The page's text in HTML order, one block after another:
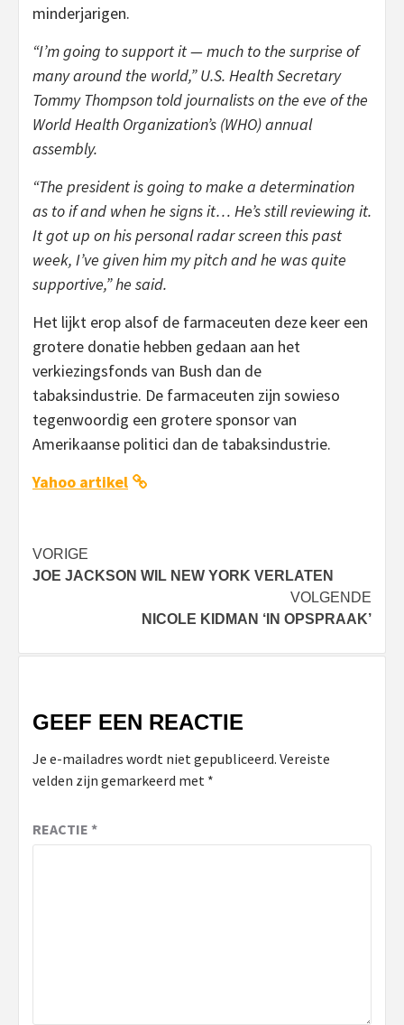
minderjarigen.
“I’m going to support it — much to the surprise of
many around the world,” U.S. Health Secretary
Tommy Thompson told journalists on the eve of the
World Health Organization’s (WHO) annual
assembly.
“The president is going to make a determination
as to if and when he signs it… He’s still reviewing it.
It got up on his personal radar screen this past
week, I’ve given him my pitch and he was quite
supportive,” he said.
Het lijkt erop alsof de farmaceuten deze keer een
grotere donatie hebben gedaan aan het
verkiezingsfonds van Bush dan de
tabaksindustrie. De farmaceuten zijn sowieso
tegenwoordig een grotere sponsor van
Amerikaanse politici dan de tabaksindustrie.
Yahoo artikel
Bericht
navigatie
VORIGE
JOE JACKSON WIL NEW YORK VERLATEN
VOLGENDE
NICOLE KIDMAN ‘IN OPSPRAAK’
GEEF EEN REACTIE
Je e-mailadres wordt niet gepubliceerd. Vereiste
velden zijn gemarkeerd met *
REACTIE *